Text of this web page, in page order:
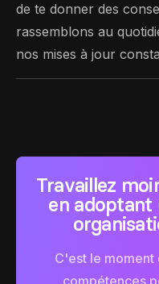
de te donner des
rassemblons au
nos mises à jour
Travaillez
en adoptant
C'est le moment